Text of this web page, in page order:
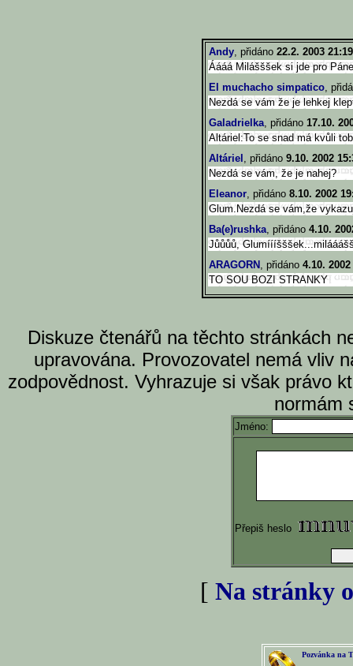
Andy, přidáno 22.2. 2003
Áááá Milášššek si jde pro
El muchacho simpatico,
Nezdá se vám že je lehkej
Galadrielka, přidáno 17.10.
Altáriel:To se snad má kvůli
Altáriel , přidáno 9.10. 2002
Nezdá se vám, že je nahej?
Eleanor, přidáno 8.10. 2002
Glum.Nezdá se vám,že
Ba(e)rushka, přidáno 4.10.
Jůůůů,
ARAGORN , přidáno 4.10.
TO SOU BOZI STRANKY
Diskuze čtenářů na těchto stránkách
upravována. Provozovatel nemá vliv
zodpovědnost. Vyhrazuje si však právo
normám
Jméno:
Přepiš heslo
[ Na stránky
Pozvánka na